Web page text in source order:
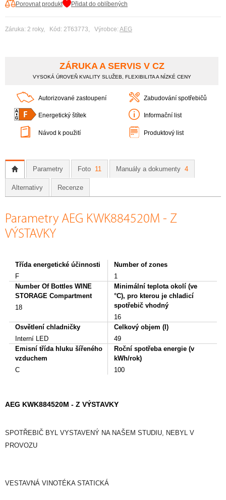
Porovnat produkt Přidat do oblíbených
Záruka: 2 roky, Kód: 2T63773, Výrobce: AEG
ZÁRUKA A SERVIS V CZ
VYSOKÁ ÚROVEŇ KVALITY SLUŽEB, FLEXIBILITA A NÍZKÉ CENY
Autorizované zastoupení Zabudování spotřebičů
Energetický štítek Informační list
Návod k použití Produktový list
Parametry Foto 11 Manuály a dokumenty 4
Alternativy Recenze
Parametry AEG KWK884520M - Z
VÝSTAVKY
Třída energetické účinnosti
F
Number of zones
1
Number Of Bottles WINE
STORAGE Compartment
18
Minimální teplota okolí (ve
°C), pro kterou je chladicí
spotřebič vhodný
16
Osvětlení chladničky
Interní LED
Celkový objem (l)
49
Emisní třída hluku šířeného
vzduchem
C
Roční spotřeba energie (v
kWh/rok)
100
AEG KWK884520M - Z VÝSTAVKY
SPOTŘEBIČ BYL VYSTAVENÝ NA NAŠEM STUDIU, NEBYL V
PROVOZU
VESTAVNÁ VINOTÉKA STATICKÁ